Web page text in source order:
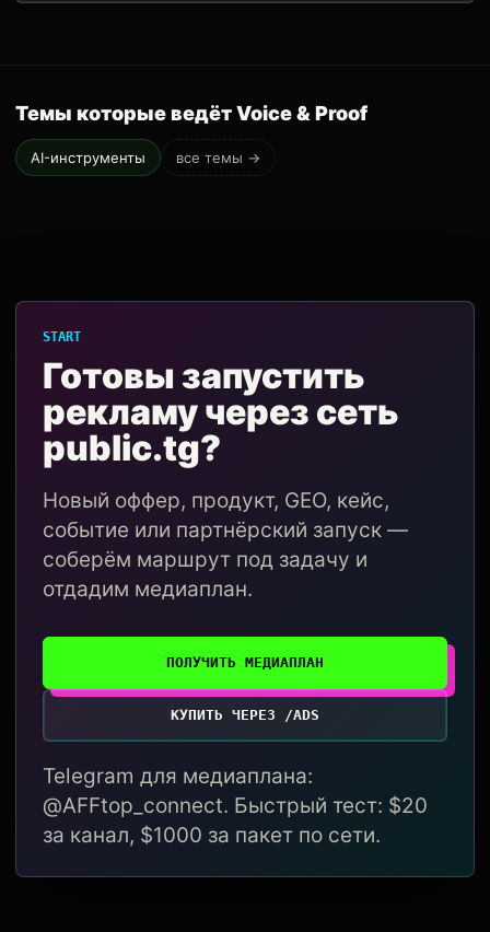
Темы которые ведёт Voice & Proof
AI-инструменты все темы →
START
Готовы запустить
рекламу через сеть
public.tg?
Новый оффер, продукт, GEO, кейс,
событие или партнёрский запуск —
соберём маршрут под задачу и
отдадим медиаплан.
ПОЛУЧИТЬ МЕДИАПЛАН
КУПИТЬ ЧЕРЕЗ /ADS
Telegram для медиаплана:
@AFFtop_connect. Быстрый тест: $20
за канал, $1000 за пакет по сети.